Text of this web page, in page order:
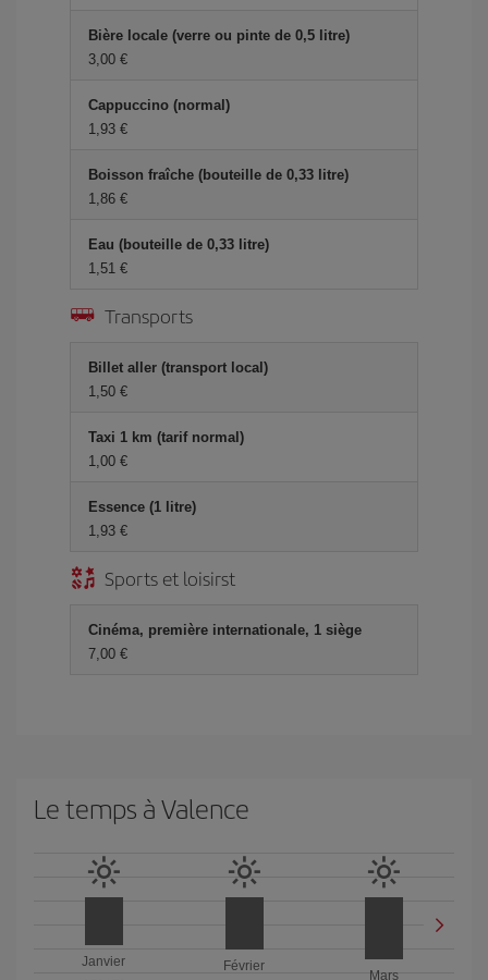
Bière locale (verre ou pinte de 0,5 litre)
3,00 €
Cappuccino (normal)
1,93 €
Boisson fraîche (bouteille de 0,33 litre)
1,86 €
Eau (bouteille de 0,33 litre)
1,51 €
Transports
Billet aller (transport local)
1,50 €
Taxi 1 km (tarif normal)
1,00 €
Essence (1 litre)
1,93 €
Sports et loisirst
Cinéma, première internationale, 1 siège
7,00 €
Le temps à Valence
Janvier
Février
Mars